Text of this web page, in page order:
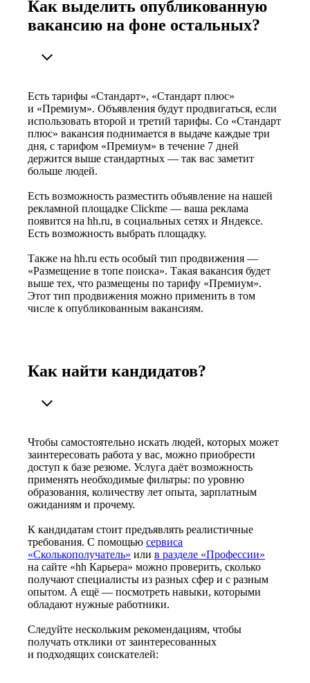
Как выделить опубликованную
вакансию на фоне остальных?
Есть тарифы «Стандарт», «Стандарт плюс»
и «Премиум». Объявления будут продвигаться, если
использовать второй и третий тарифы. Со «Стандарт
плюс» вакансия поднимается в выдаче каждые три
дня, с тарифом «Премиум» в течение 7 дней
держится выше стандартных — так вас заметит
больше людей.
Есть возможность разместить объявление на нашей
рекламной площадке Clickme — ваша реклама
появится на hh.ru, в социальных сетях и Яндексе.
Есть возможность выбрать площадку.
Также на hh.ru есть особый тип продвижения —
«Размещение в топе поиска». Такая вакансия будет
выше тех, что размещены по тарифу «Премиум».
Этот тип продвижения можно применить в том
числе к опубликованным вакансиям.
Как найти кандидатов?
Чтобы самостоятельно искать людей, которых может
заинтересовать работа у вас, можно приобрести
доступ к базе резюме. Услуга даёт возможность
применять необходимые фильтры: по уровню
образования, количеству лет опыта, зарплатным
ожиданиям и прочему.
К кандидатам стоит предъявлять реалистичные
требования. С помощью сервиса
«Сколькополучатель» или в разделе «Профессии»
на сайте «hh Карьера» можно проверить, сколько
получают специалисты из разных сфер и с разным
опытом. А ещё — посмотреть навыки, которыми
обладают нужные работники.
Следуйте нескольким рекомендациям, чтобы
получать отклики от заинтересованных
и подходящих соискателей: